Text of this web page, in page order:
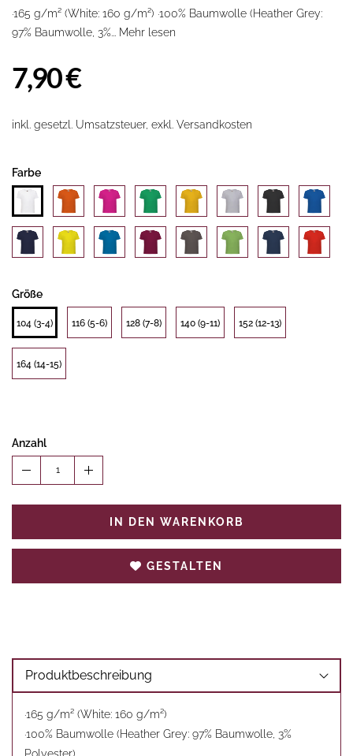
·165 g/m² (White: 160 g/m²) ·100% Baumwolle (Heather Grey:
97% Baumwolle, 3%... Mehr lesen
7,90 €
inkl. gesetzl. Umsatzsteuer, exkl. Versandkosten
Farbe
Größe
104 (3-4) 116 (5-6) 128 (7-8) 140 (9-11) 152 (12-13)
164 (14-15)
Anzahl
1
IN DEN WARENKORB
GESTALTEN
Produktbeschreibung
·165 g/m² (White: 160 g/m²)
·100% Baumwolle (Heather Grey: 97% Baumwolle, 3%